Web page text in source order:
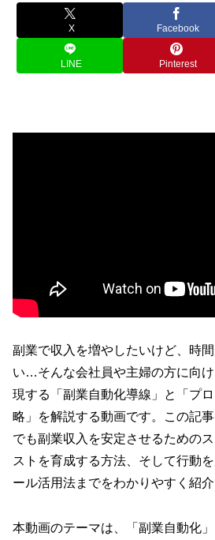
X Facebook
LINE Pinterest
副業で収入を増やしたいけど、時
い…そんな会社員や主婦の方に向
現する「副業自動化導線」と「プ
略」を解説する動画です。この記
でも副業収入を安定させるための
ストを育成する方法、そして行動
ール活用法までをわかりやすく紹介
本動画のテーマは、「副業自動化